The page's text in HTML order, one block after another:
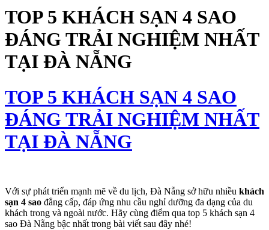
TOP 5 KHÁCH SẠN 4 SAO
ĐÁNG TRẢI NGHIỆM NHẤT
TẠI ĐÀ NẴNG
TOP 5 KHÁCH SẠN 4 SAO
ĐÁNG TRẢI NGHIỆM NHẤT
TẠI ĐÀ NẴNG
Với sự phát triển mạnh mẽ về du lịch, Đà Nẵng sở hữu nhiều khách
sạn 4 sao đẳng cấp, đáp ứng nhu cầu nghỉ dưỡng đa dạng của du
khách trong và ngoài nước. Hãy cùng điểm qua top 5 khách sạn 4
sao Đà Nẵng bậc nhất trong bài viết sau đây nhé!